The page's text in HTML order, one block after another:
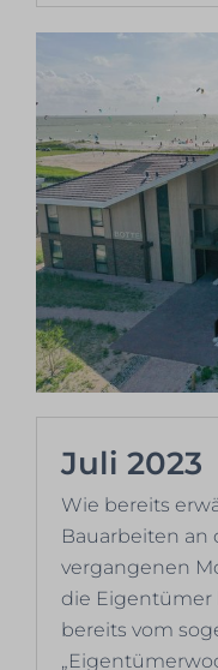
Juli 2023
Wie bereits
Bauarbeiten an
vergangenen
die Eigentümer
bereits vom